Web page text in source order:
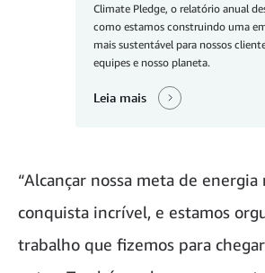
Climate Pledge, o relatório anual
como estamos construindo uma
mais sustentável para nossos
equipes e nosso planeta.
Leia mais
“Alcançar nossa meta de
conquista incrível, e estamos
trabalho que fizemos para